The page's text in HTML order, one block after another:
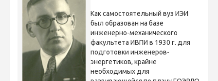
Как самостоятельный вуз ИЭИ
был образован на базе
инженерно-механического
факультета ИВПИ в 1930 г. для
подготовки инженеров-
энергетиков, крайне
необходимых для